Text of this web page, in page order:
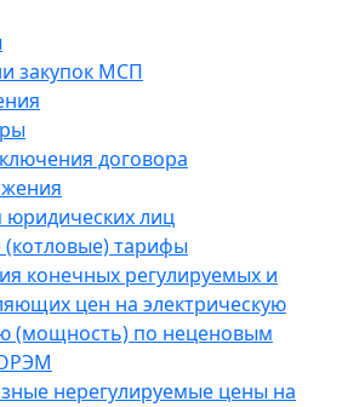
закупок МСП
договора
лиц
тарифы
конечных регулируемых и
цен на электрическую
(мощность) по неценовым
нерегулируемые цены на